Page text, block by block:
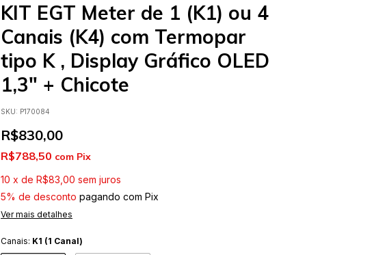
KIT EGT Meter de 1 (K1) ou 4
Canais (K4) com Termopar
tipo K , Display Gráfico OLED
1,3" + Chicote
SKU: P170084
R$830,00
R$788,50 com Pix
10 x de R$83,00 sem juros
5% de desconto pagando com Pix
Ver mais detalhes
Canais: K1 (1 Canal)